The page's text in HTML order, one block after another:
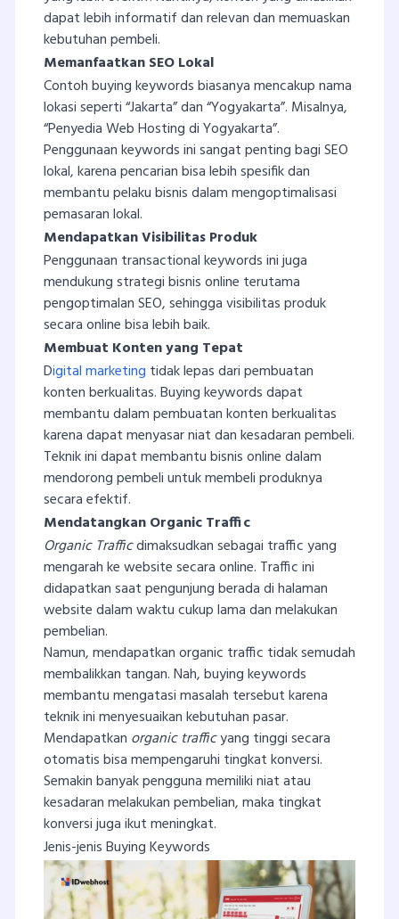
dapat lebih informatif dan relevan dan memuaskan
kebutuhan pembeli.
Memanfaatkan SEO Lokal
Contoh buying keywords biasanya mencakup nama
lokasi seperti “Jakarta” dan “Yogyakarta”. Misalnya,
“Penyedia Web Hosting di Yogyakarta”.
Penggunaan keywords ini sangat penting bagi SEO
lokal, karena pencarian bisa lebih spesifik dan
membantu pelaku bisnis dalam mengoptimalisasi
pemasaran lokal.
Mendapatkan Visibilitas Produk
Penggunaan transactional keywords ini juga
mendukung strategi bisnis online terutama
pengoptimalan SEO, sehingga visibilitas produk
secara online bisa lebih baik.
Membuat Konten yang Tepat
Digital marketing tidak lepas dari pembuatan
konten berkualitas. Buying keywords dapat
membantu dalam pembuatan konten berkualitas
karena dapat menyasar niat dan kesadaran pembeli.
Teknik ini dapat membantu bisnis online dalam
mendorong pembeli untuk membeli produknya
secara efektif.
Mendatangkan Organic Traffic
Organic Trafficdimaksudkan sebagai traffic yang
mengarah ke website secara online. Traffic ini
didapatkan saat pengunjung berada di halaman
website dalam waktu cukup lama dan melakukan
pembelian.
Namun, mendapatkan organic traffic tidak semudah
membalikkan tangan. Nah, buying keywords
membantu mengatasi masalah tersebut karena
teknik ini menyesuaikan kebutuhan pasar.
Mendapatkan organic trafficyang tinggi secara
otomatis bisa mempengaruhi tingkat konversi.
Semakin banyak pengguna memiliki niat atau
kesadaran melakukan pembelian, maka tingkat
konversi juga ikut meningkat.
Jenis-jenis Buying Keywords